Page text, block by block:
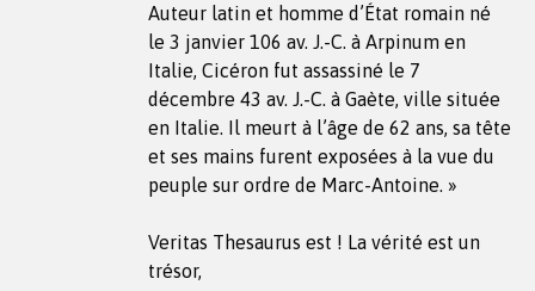
Auteur latin et homme d’État romain né
le 3 janvier 106 av. J.-C. à Arpinum en
Italie, Cicéron fut assassiné le 7
décembre 43 av. J.-C. à Gaète, ville située
en Italie. Il meurt à l’âge de 62 ans, sa tête
et ses mains furent exposées à la vue du
peuple sur ordre de Marc-Antoine. »
Veritas Thesaurus est ! La vérité est un
trésor,